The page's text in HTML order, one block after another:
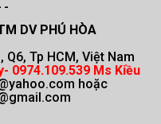
-
DV PHÚ HÒA
Tp HCM, Việt Nam
0974.109.539 Ms Kiều
hoặc